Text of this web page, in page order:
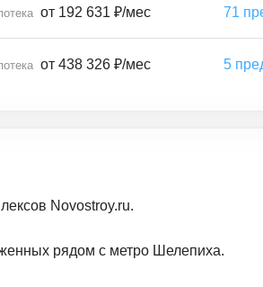
от 192 631 ₽/мес 71
от 438 326 ₽/мес 5
Novostroy.ru.
рядом с метро Шелепиха.